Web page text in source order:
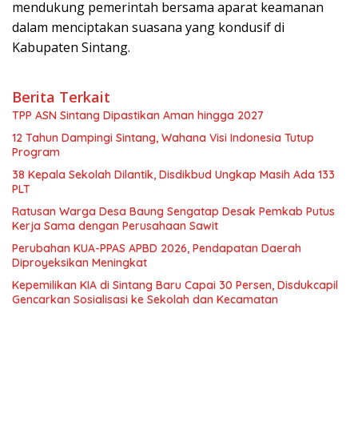
mendukung pemerintah bersama aparat keamanan
dalam menciptakan suasana yang kondusif di
Kabupaten Sintang.
Berita Terkait
TPP ASN Sintang Dipastikan Aman hingga 2027
12 Tahun Dampingi Sintang, Wahana Visi Indonesia Tutup
Program
38 Kepala Sekolah Dilantik, Disdikbud Ungkap Masih Ada 133
PLT
Ratusan Warga Desa Baung Sengatap Desak Pemkab Putus
Kerja Sama dengan Perusahaan Sawit
Perubahan KUA-PPAS APBD 2026, Pendapatan Daerah
Diproyeksikan Meningkat
Kepemilikan KIA di Sintang Baru Capai 30 Persen, Disdukcapil
Gencarkan Sosialisasi ke Sekolah dan Kecamatan